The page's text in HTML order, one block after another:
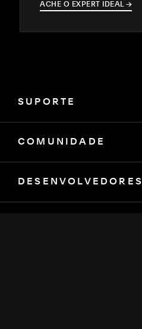
ACHE O EXPERT IDEAL →
→
SUPORTE
COMUNIDADE
DESENVOLVEDORES